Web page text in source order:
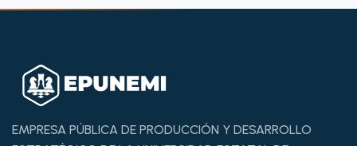
EMPRESA PÚBLICA DE PRODUCCIÓN Y DESARROLLO